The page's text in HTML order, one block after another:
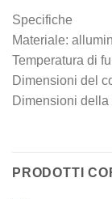
Specifiche
Materiale:
Temperatura di
Dimensioni del
Dimensioni della
PRODOTTI